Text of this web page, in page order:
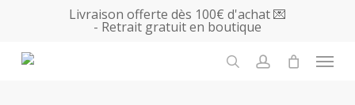
main
Livraison offerte dès 100€ d'achat 💌
- Retrait gratuit en boutique
Menu